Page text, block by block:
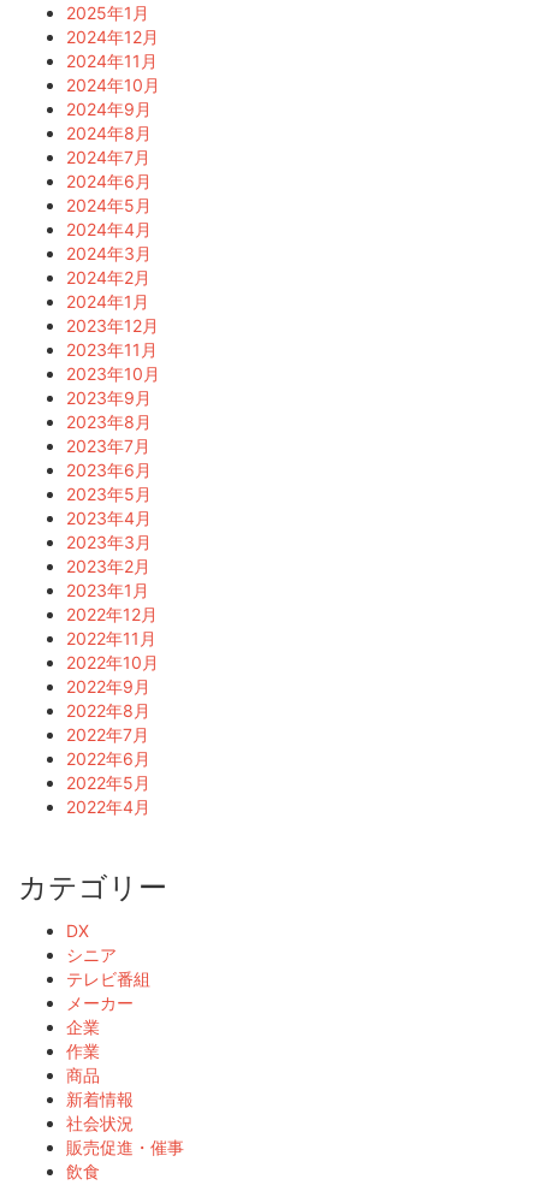
2025年1月
2024年12月
2024年11月
2024年10月
2024年9月
2024年8月
2024年7月
2024年6月
2024年5月
2024年4月
2024年3月
2024年2月
2024年1月
2023年12月
2023年11月
2023年10月
2023年9月
2023年8月
2023年7月
2023年6月
2023年5月
2023年4月
2023年3月
2023年2月
2023年1月
2022年12月
2022年11月
2022年10月
2022年9月
2022年8月
2022年7月
2022年6月
2022年5月
2022年4月
カテゴリー
DX
シニア
テレビ番組
メーカー
企業
作業
商品
新着情報
社会状況
販売促進・催事
飲食